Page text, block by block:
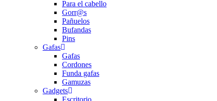
Para el cabello
Gorr@s
Pañuelos
Bufandas
Pins
Gafas
Gafas
Cordones
Funda gafas
Gamuzas
Gadgets
Escritorio